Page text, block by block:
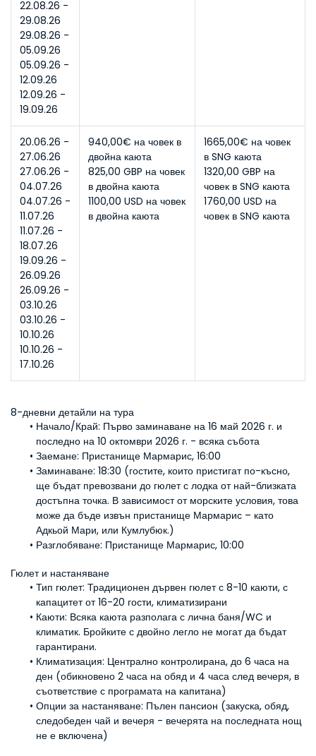
22.08.26 -
29.08.26
29.08.26 -
05.09.26
05.09.26 -
12.09.26
12.09.26 -
19.09.26
20.06.26 -
27.06.26
27.06.26 -
04.07.26
04.07.26 -
11.07.26
11.07.26 -
18.07.26
19.09.26 -
26.09.26
26.09.26 -
03.10.26
03.10.26 -
10.10.26
10.10.26 -
17.10.26
940,00€ на човек в
двойна каюта
825,00 GBP на човек
в двойна каюта
1100,00 USD на човек
в двойна каюта
1665,00€ на човек
в SNG каюта
1320,00 GBP на
човек в SNG каюта
1760,00 USD на
човек в SNG каюта
8-дневни детайли на тура
Начало/Край: Първо заминаване на 16 май 2026 г. и
последно на 10 октомври 2026 г. - всяка събота
Заемане: Пристанище Мармарис, 16:00
Заминаване: 18:30 (гостите, които пристигат по-късно,
ще бъдат превозвани до гюлет с лодка от най-близката
достъпна точка. В зависимост от морските условия, това
може да бъде извън пристанище Мармарис – като
Адкьой Мари, или Кумлубюк.)
Разглобяване: Пристанище Мармарис, 10:00
Гюлет и настаняване
Тип гюлет: Традиционен дървен гюлет с 8-10 каюти, с
капацитет от 16-20 гости, климатизирани
Каюти: Всяка каюта разполага с лична баня/WC и
климатик. Бройките с двойно легло не могат да бъдат
гарантирани.
Климатизация: Централно контролирана, до 6 часа на
ден (обикновено 2 часа на обяд и 4 часа след вечеря, в
съответствие с програмата на капитана)
Опции за настаняване: Пълен пансион (закуска, обяд,
следобеден чай и вечеря - вечерята на последната нощ
не е включена)